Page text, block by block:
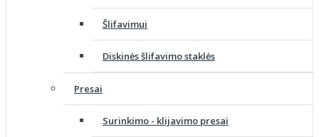
Šlifavimui
Diskinės šlifavimo staklės
Presai
Surinkimo - klijavimo presai